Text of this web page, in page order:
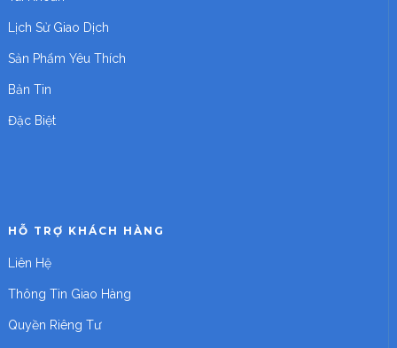
Lịch Sử Giao Dịch
Sản Phẩm Yêu Thích
Bản Tin
Đặc Biệt
HỖ TRỢ KHÁCH HÀNG
Liên Hệ
Thông Tin Giao Hàng
Quyền Riêng Tư